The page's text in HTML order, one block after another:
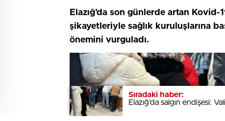
Sıradaki haber:
Elazığ’da salgın endişesi:
Elazığ’da son günlerde artan
şikayetleriyle sağlık kuruluşlarına
önemini vurguladı.
Sıradaki haber:
Elazığ’da salgın endişesi: